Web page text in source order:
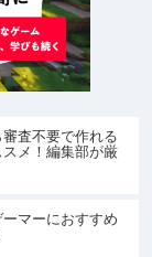
査不要で作れる
メ！編集部が厳
マーにおすすめ